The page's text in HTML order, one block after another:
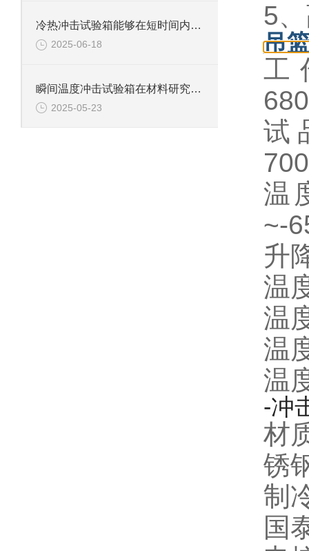
冷热冲击试验箱能够在短时间内实现温度的快速变化
2025-06-18
瞬间温度冲击试验箱在材料研究领域中具有重要意义
2025-05-23
5
吊
工
试
温
~-
升
温
温
温
温
-冲
材
锈
制
国